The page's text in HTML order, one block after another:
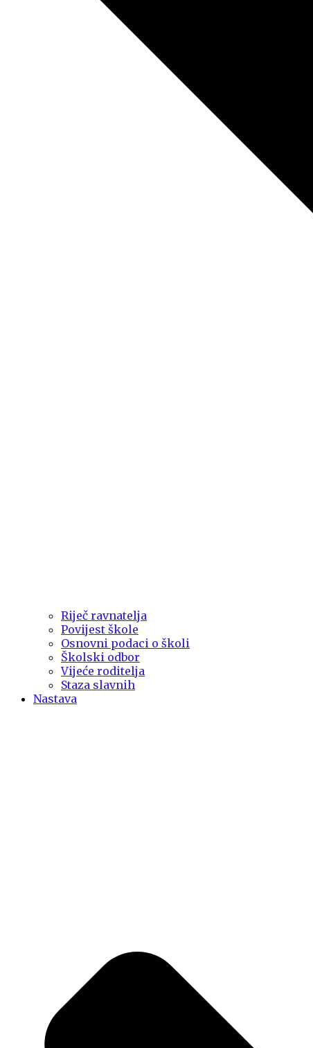
Riječ ravnatelja
Povijest škole
Osnovni podaci o školi
Školski odbor
Vijeće roditelja
Staza slavnih
Nastava